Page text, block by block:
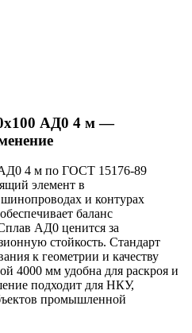
АД0 4 м —
4 м по ГОСТ 15176-89
элемент в
и контурах
баланс
АД0 ценится за
стойкость. Стандарт
к геометрии и качеству
4000 мм удобна для раскроя и
подходит для НКУ,
промышленной